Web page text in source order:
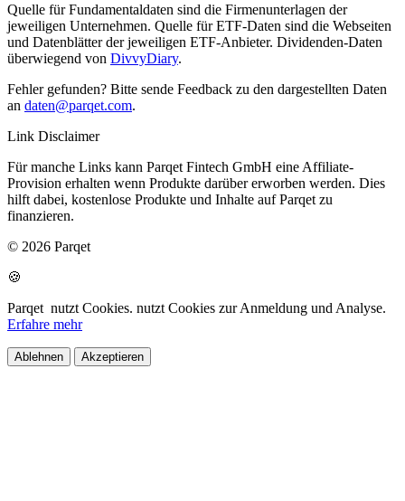
Quelle für Fundamentaldaten sind die Firmenunterlagen der
jeweiligen Unternehmen. Quelle für ETF-Daten sind die Webseiten
und Datenblätter der jeweiligen ETF-Anbieter. Dividenden-Daten
überwiegend von DivvyDiary.
Fehler gefunden? Bitte sende Feedback zu den dargestellten Daten
an daten@parqet.com.
Link Disclaimer
Für manche Links kann Parqet Fintech GmbH eine Affiliate-
Provision erhalten wenn Produkte darüber erworben werden. Dies
hilft dabei, kostenlose Produkte und Inhalte auf Parqet zu
finanzieren.
© 2026 Parqet
🍪
Parqet nutzt Cookies. nutzt Cookies zur Anmeldung und Analyse.
Erfahre mehr
Ablehnen Akzeptieren